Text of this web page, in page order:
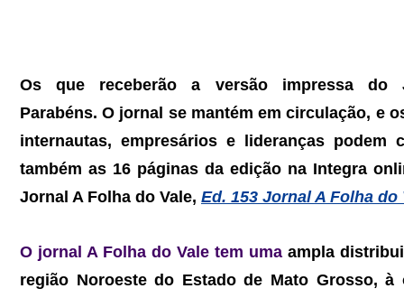
Os que receberão a versão impressa do
Parabéns. O jornal se mantém em circulação, e
internautas, empresários e lideranças podem
também as 16 páginas da edição na Integra
Jornal A Folha do Vale, Ed. 153 Jornal A Folha do
O jornal A Folha do Vale tem uma ampla
região Noroeste do Estado de Mato Grosso, à